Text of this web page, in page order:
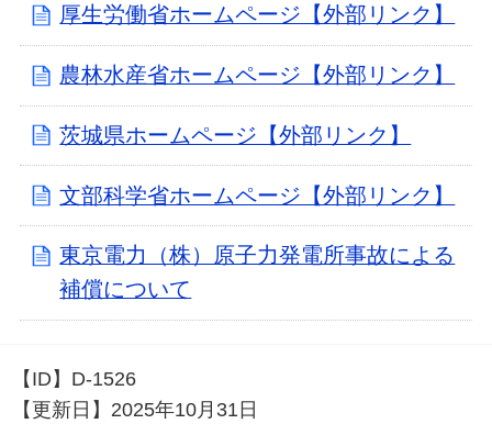
厚生労働省ホームページ【外部リンク】
農林水産省ホームページ【外部リンク】
茨城県ホームページ【外部リンク】
文部科学省ホームページ【外部リンク】
東京電力（株）原子力発電所事故による
補償について
【ID】 D-1526
【更新日】 2025年10月31日